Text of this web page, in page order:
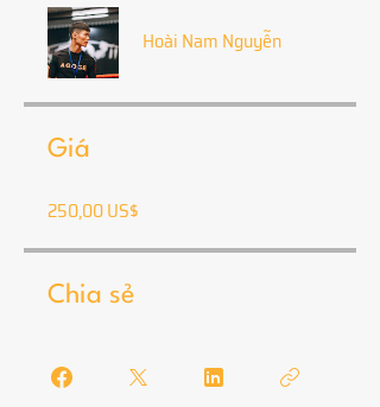
Hoài Nam Nguyễn
Giá
250,00 US$
Chia sẻ